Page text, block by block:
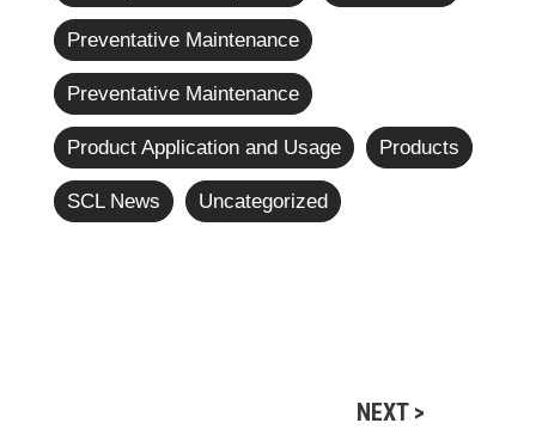
Preventative Maintenance
Preventative Maintenance
Product Application and Usage Products
SCL News Uncategorized
NEXT >